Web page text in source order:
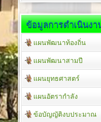
ข้อมูลการดำเนินงา
แผนพัฒนาท้องถิ่น
แผนพัฒนาสามปี
แผนยุทธศาสตร์
แผนอัตรากำลัง
ข้อบัญญัติงบประมาณ